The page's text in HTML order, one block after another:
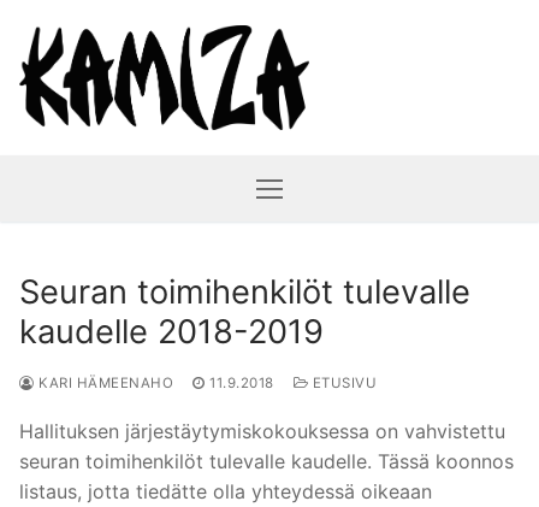
sisältöön
Seuran toimihenkilöt tulevalle
kaudelle 2018-2019
KARI HÄMEENAHO 11.9.2018 ETUSIVU
Hallituksen järjestäytymiskokouksessa on vahvistettu
seuran toimihenkilöt tulevalle kaudelle. Tässä koonnos
listaus, jotta tiedätte olla yhteydessä oikeaan